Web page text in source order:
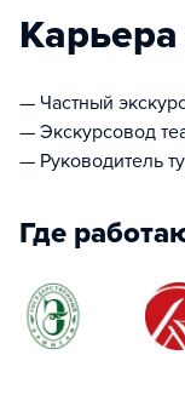
Карьера
— Частный
— Экскурсовод
— Руководитель
Где